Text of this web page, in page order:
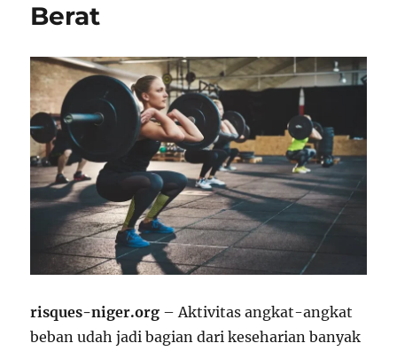
Berat
risques-niger.org – Aktivitas angkat-angkat
beban udah jadi bagian dari keseharian banyak